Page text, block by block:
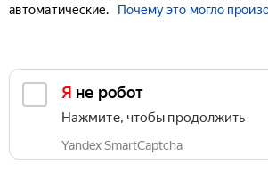
автоматические.
Почему это могло
Я не робот
Нажмите, чтобы продолжить
Yandex SmartCaptcha